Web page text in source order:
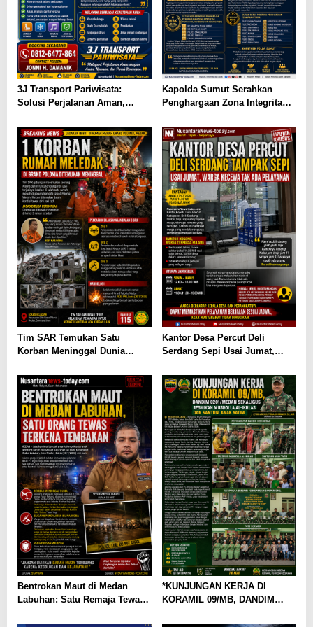
3J Transport Pariwisata:
Solusi Perjalanan Aman,
Sumatera Utara
Kapolda Sumut Serahkan
Penghargaan Zona Integritas
Satuan Kerja Berprestasi
Tim SAR Temukan Satu
Korban Meninggal Dunia
Kompleks Grand Polonia
Medan
Kantor Desa Percut Deli
Serdang Sepi Usai Jumat,
Terhambat
Bentrokan Maut di Medan
Labuhan: Satu Remaja Tewas,
*KUNJUNGAN KERJA DI
KORAMIL 09/MB, DANDIM